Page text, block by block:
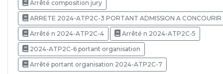
Arrêté composition jury
ARRETE 2024-ATP2C-3 PORTANT ADMISSION A CONCOURIR
Arrêté n 2024-ATP2C-4 Arrêté n 2024-ATP2C-5
2024-ATP2C-6 portant organisation
Arrêté portant organisation 2024-ATP2C-7